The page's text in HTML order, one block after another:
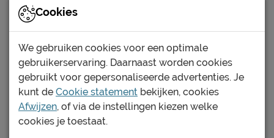
gekanteld blokkenpatroon en een regelmatig
strepenpatroon maakt dit dekbedovertrek een echte
eyecatcher. De donkere
Gemaakt van 100% biologisch katoensatijn: superzacht,
luxe glans en comfortabel door het ademende karakter.
Ideaal om onder te slapen, heerlijk koel in de zomer en
warm in de winter. Slaap lekker!
Cookies
We gebruiken cookies voor een optimale
gebruikerservaring. Daarnaast worden cookies
gebruikt voor gepersonaliseerde advertenties. Je
kunt de Cookie statement bekijken, cookies
Afwijzen, of via de instellingen kiezen welke
cookies je toestaat.